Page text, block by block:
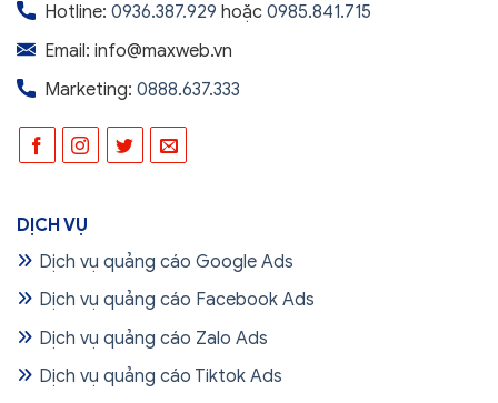
Hotline: 0936.387.929 hoặc 0985.841.715
Email: info@maxweb.vn
Marketing: 0888.637.333
DỊCH VỤ
Dịch vụ quảng cáo Google Ads
Dịch vụ quảng cáo Facebook Ads
Dịch vụ quảng cáo Zalo Ads
Dịch vụ quảng cáo Tiktok Ads